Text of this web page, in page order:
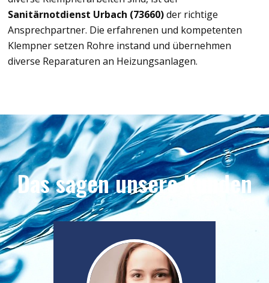
Sanitärnotdienst Urbach (73660)der richtige
Ansprechpartner. Die erfahrenen und kompetenten
Klempner setzen Rohre instand und übernehmen
diverse Reparaturen an Heizungsanlagen.
Das sagen unsere Kunden